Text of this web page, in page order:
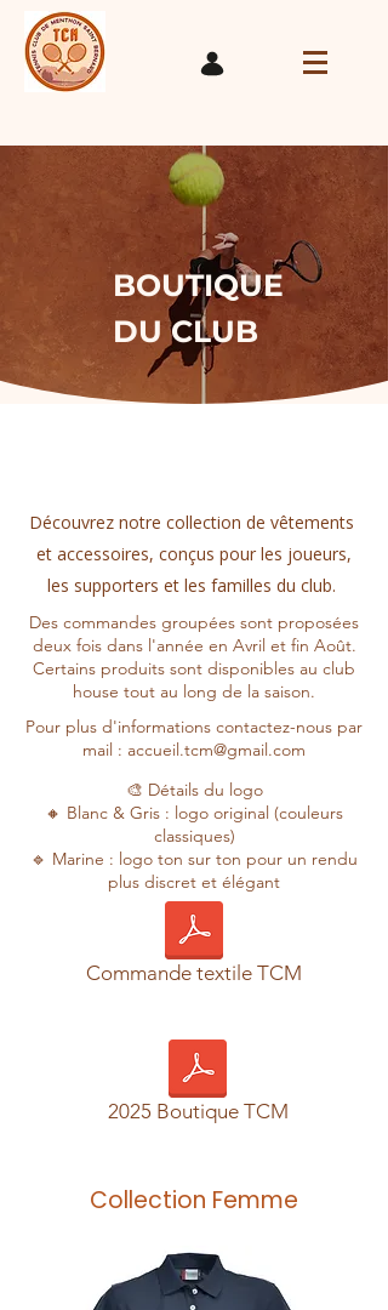
BOUTIQUE
DU CLUB
Découvrez notre collection de vêtements
et accessoires, conçus pour les joueurs,
les supporters et les familles du club.
Des commandes groupées sont proposées
deux fois dans l'année en Avril et fin Août.
Certains produits sont disponibles au club
house tout au long de la saison.
Pour plus d'informations contactez-nous par
mail : accueil.tcm@gmail.com
🎨 Détails du logo
🔸 Blanc & Gris : logo original (couleurs
classiques)
🔹 Marine : logo ton sur ton pour un rendu
plus discret et élégant
Commande textile TCM
2025 Boutique TCM
Collection Femme